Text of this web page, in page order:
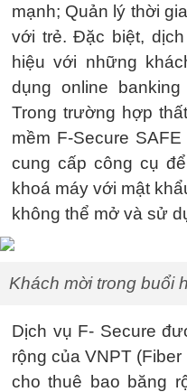
mạnh; Quản lý thời
với trẻ. Đặc biệt,
hiệu với những
dụng online
Trong trường hợp
mềm F-Secure
cung cấp công cụ
khoá máy với mật
không thể mở và sử
Khách mời trong buổi
Dịch vụ F- Secure
rộng của VNPT
cho thuê bao băng